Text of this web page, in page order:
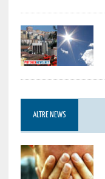
ALTRE NEWS